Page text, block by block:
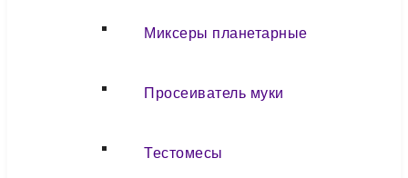
Миксеры планетарные
Просеиватель муки
Тестомесы